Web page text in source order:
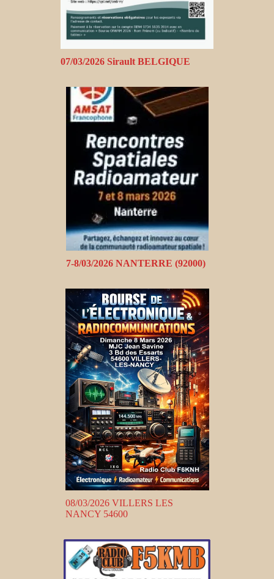
07/03/2026 Sirault BELGIQUE
7-8/03/2026 NANTERRE (92000)
08/03/2026 VILLERS LES
NANCY 54600